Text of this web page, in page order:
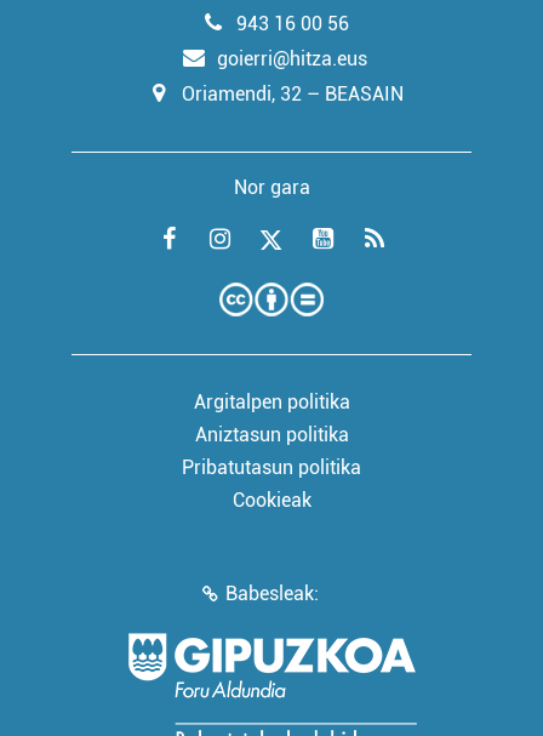
943 16 00 56
goierri@hitza.eus
Oriamendi, 32 – BEASAIN
Nor gara
Argitalpen politika
Aniztasun politika
Pribatutasun politika
Cookieak
Babesleak: